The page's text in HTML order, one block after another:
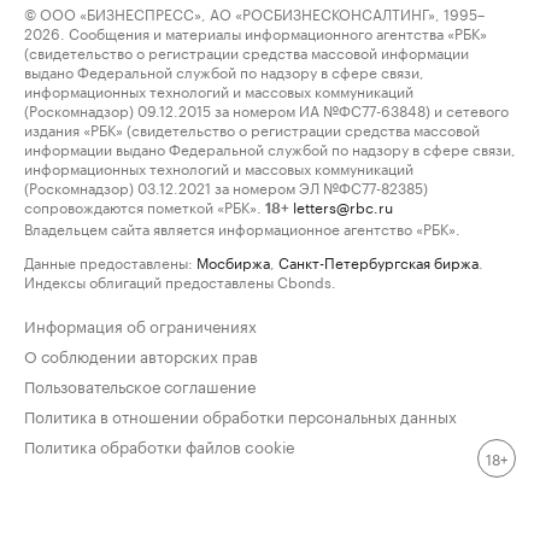
© ООО «БИЗНЕСПРЕСС», АО «РОСБИЗНЕСКОНСАЛТИНГ», 1995–
2026. Сообщения и материалы информационного агентства «РБК»
(свидетельство о регистрации средства массовой информации
выдано Федеральной службой по надзору в сфере связи,
информационных технологий и массовых коммуникаций
(Роскомнадзор) 09.12.2015 за номером ИА №ФС77-63848) и сетевого
издания «РБК» (свидетельство о регистрации средства массовой
информации выдано Федеральной службой по надзору в сфере связи,
информационных технологий и массовых коммуникаций
(Роскомнадзор) 03.12.2021 за номером ЭЛ №ФС77-82385)
сопровождаются пометкой «РБК».
18+ letters@rbc.ru
Владельцем сайта является информационное агентство «РБК».
Данные предоставлены: Мосбиржа Санкт-Петербургская биржа
Индексы облигаций предоставлены Cbonds.
Информация об ограничениях
О соблюдении авторских прав
Пользовательское соглашение
Политика в отношении обработки персональных данных
Политика обработки файлов cookie
18+